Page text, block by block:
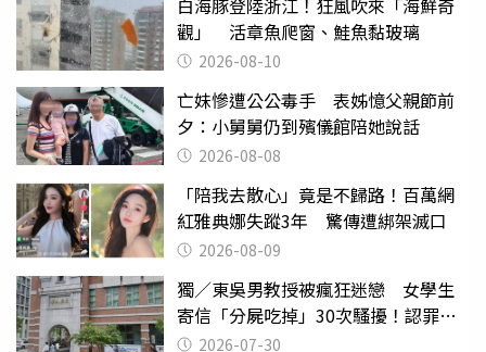
白海豚登陸浙江！狂風吹來「海鮮奇
觀」 活章魚爬窗、鮭魚黏玻璃
2026-08-10
亡妹慘遭公公毒手 表姊憶父親節前
夕：小舅舅仍到殯儀館陪她說話
2026-08-08
「陪我去散心」竟是不歸路！百萬網
紅雅典娜失蹤3年 驚傳遭綁架滅口
2026-08-09
獨／東吳男教授被瘋狂迷戀 女學生
寄信「分屍吃掉」30次騷擾！認罪免
關 2026-07-30